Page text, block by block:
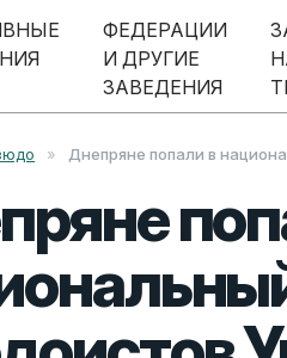
ФЕДЕРАЦИИ
И ДРУГИЕ
ЗАВЕДЕНИЯ
» Днепряне попали в